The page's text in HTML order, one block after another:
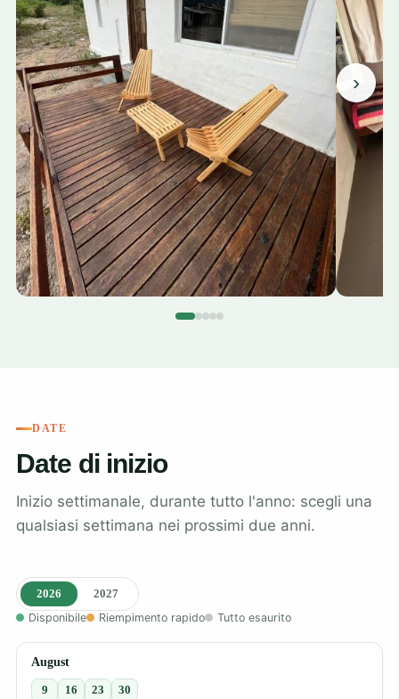
›
DATE
Date di inizio
Inizio settimanale, durante tutto l'anno: scegli una
qualsiasi settimana nei prossimi due anni.
2026
2027
Disponibile
Riempimento rapido Tutto esaurito
August
9 16 23 30